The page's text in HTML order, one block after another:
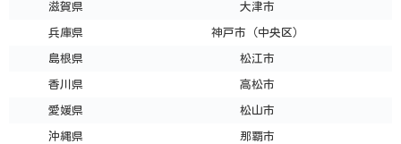
滋賀県 大津市
兵庫県 神戸市（中央区）
島根県 松江市
香川県 高松市
愛媛県 松山市
沖縄県 那覇市